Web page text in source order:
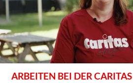
ARBEITEN BEI DER CARITAS